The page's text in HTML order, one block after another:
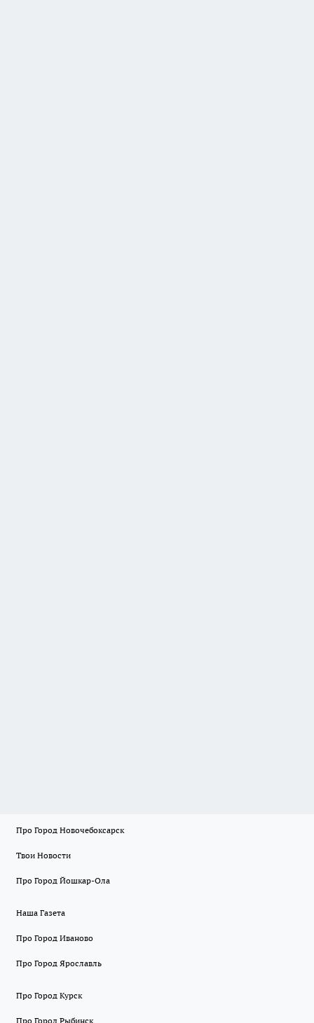
Про Город Новочебоксарск
Твои Новости
Про Город Йошкар-Ола
Наша Газета
Про Город Иваново
Про Город Ярославль
Про Город Курск
Про Город Рыбинск